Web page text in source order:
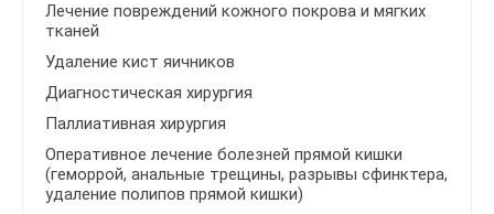
Лечение повреждений кожного покрова и мягких
тканей
Удаление кист яичников
Диагностическая хирургия
Паллиативная хирургия
Оперативное лечение болезней прямой кишки
(геморрой, анальные трещины, разрывы сфинктера,
удаление полипов прямой кишки)